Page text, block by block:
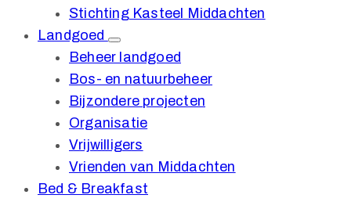
Stichting Kasteel Middachten
Landgoed
Beheer landgoed
Bos- en natuurbeheer
Bijzondere projecten
Organisatie
Vrijwilligers
Vrienden van Middachten
Bed & Breakfast